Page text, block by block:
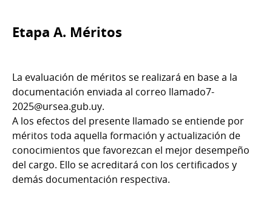
Etapa A. Méritos
La evaluación de méritos se realizará en base a la
documentación enviada al correo llamado7-
2025@ursea.gub.uy.
A los efectos del presente llamado se entiende por
méritos toda aquella formación y actualización de
conocimientos que favorezcan el mejor desempeño
del cargo. Ello se acreditará con los certificados y
demás documentación respectiva.